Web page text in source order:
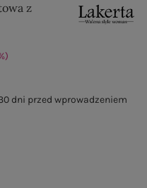
z
)
dni przed wprowadzeniem